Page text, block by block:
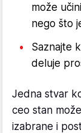
može
nego što
Saznajte
deluje
Jedna stvar
ceo stan
izabrane i